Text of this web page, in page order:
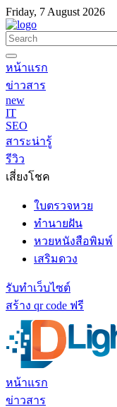
Friday, 7 August 2026
หน้าแรก
ข่าวสาร
new
IT
SEO
สาระน่ารู้
รีวิว
เสี่ยงโชค
ใบตรวจหวย
ทำนายฝัน
หวยหนังสือพิมพ์
เสริมดวง
รับทำเว็บไซต์
สร้าง qr code ฟรี
หน้าแรก
ข่าวสาร